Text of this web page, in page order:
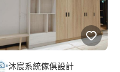
沐宸系統傢俱設計